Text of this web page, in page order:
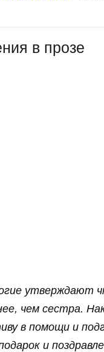
в прозе
утверждают
чем сестра.
в помощи и
и